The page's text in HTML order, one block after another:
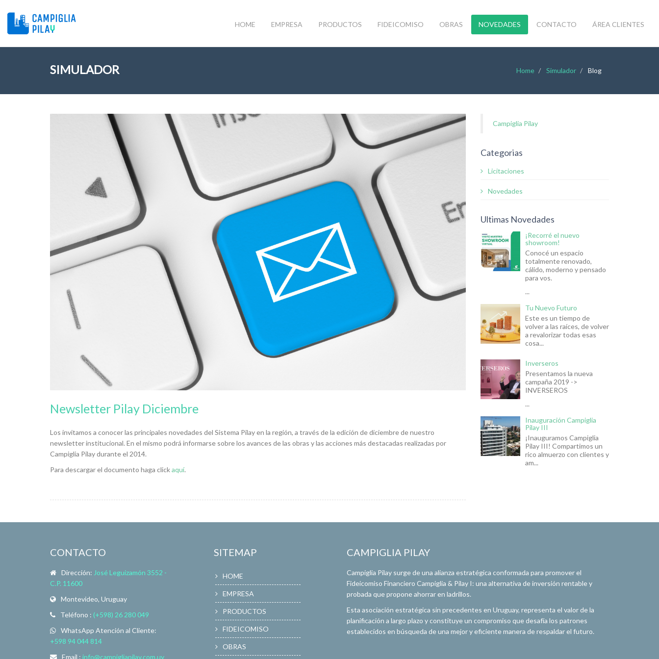
HOME EMPRESA PRODUCTOS FIDEICOMISO OBRAS NOVEDADES CONTACTO ÁREA CLIENTES
SIMULADOR Home Simulador Blog
Newsletter Pilay Diciembre
Los invitamos a conocer las principales novedades del Sistema Pilay en la región, a través de la edición de diciembre de nuestro
newsletter institucional. En el mismo podrá informarse sobre los avances de las obras y las acciones más destacadas realizadas por
Campiglia Pilay durante el 2014.
Para descargar el documento haga clickaquí.
Campiglia Pilay
Categorias
Licitaciones
Novedades
Ultimas Novedades
¡Recorré el nuevo
showroom!
Conocé un espacio
totalmente renovado,
cálido, moderno y pensado
para vos.
...
Tu Nuevo Futuro
Este es un tiempo de
volver a las raíces, de volver
a revalorizar todas esas
cosa...
Inverseros
Presentamos la nueva
campaña 2019 ->
INVERSEROS
...
Inauguración Campiglia
Pilay III
¡Inauguramos Campiglia
Pilay III! Compartimos un
rico almuerzo con clientes y
am...
CONTACTO
Dirección: José Leguizamón 3552 -
C.P. 11600
Montevideo, Uruguay
Teléfono : (+598) 26 280 049
WhatsApp Atención al Cliente:
+598 94 044 814
Email : info@campigliapilay.com.uy
SITEMAP
HOME
EMPRESA
PRODUCTOS
FIDEICOMISO
OBRAS
CAMPIGLIA PILAY
Campiglia Pilay surge de una alianza estratégica conformada para promover el
Fideicomiso Financiero Campiglia & Pilay I: una alternativa de inversión rentable y
probada que propone ahorrar en ladrillos.
Esta asociación estratégica sin precedentes en Uruguay, representa el valor de la
planificación a largo plazo y constituye un compromiso que desafía los patrones
establecidos en búsqueda de una mejor y eficiente manera de respaldar el futuro.